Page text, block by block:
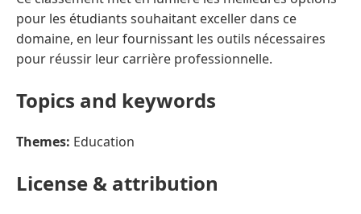
pour les étudiants souhaitant exceller dans ce
domaine, en leur fournissant les outils nécessaires
pour réussir leur carrière professionnelle.
Topics and keywords
Themes: Education
License & attribution